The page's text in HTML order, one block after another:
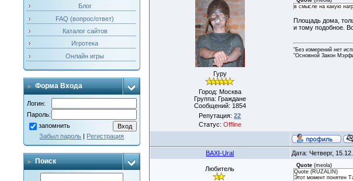
Блог
FAQ (вопрос/ответ)
Каталог сайтов
Игротека
Онлайн игры
Форма Входа
Логин:
Пароль:
запомнить
Забыл пароль | Регистрация
Поиск
Гуру
Город: Москва
Группа: Граждане
Сообщений: 1854
Репутация:22
Статус: Offline
в смысле на какую
Площадь дома,
и тому подобное.
"Без измерений нет
"Основной Закон
BAXI-Ural Дата: Четверг,
Любитель Quote(meola)
Quote (RUZALIN)
Этот момент понятен